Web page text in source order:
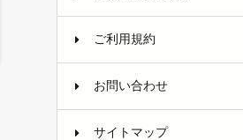
ご利用規約
お問い合わせ
サイトマップ